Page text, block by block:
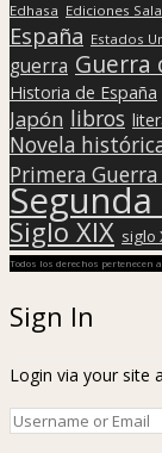
Edhasa Ediciones
España Estados
guerra Guerra
Historia de España
Japón libros
Novela
Primera
Siglo XIX siglo
Todos los derechos
Sign In
Login via your site